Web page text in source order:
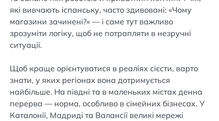
які вивчають іспанську, часто здивовані: «Чому
магазини зачинені?» — і саме тут важливо
зрозуміти логіку, щоб не потрапляти в незручні
ситуації.
Щоб краще орієнтуватися в реаліях сієсти, варто
знати, у яких регіонах вона дотримується
найбільше. На півдні та в маленьких містах денна
перерва — норма, особливо в сімейних бізнесах. У
Каталонії, Мадриді та Валансії великі мережі